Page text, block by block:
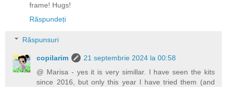
frame! Hugs!
Răspundeți
Răspunsuri
copilarim
21 septembrie 2024 la 00:58
@ Marisa - yes it is very simillar. I have seen the kits
since 2016, but only this year I have tried them (and